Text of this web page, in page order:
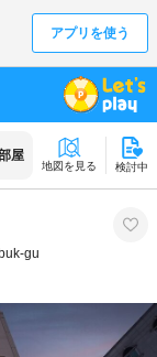
屋
地図を見る 検討中
gu